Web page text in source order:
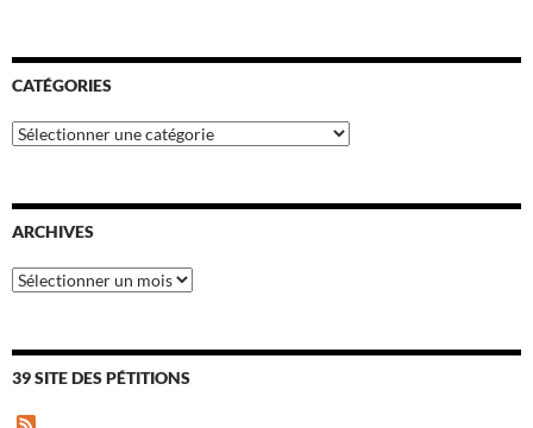
CATÉGORIES
Catégories
ARCHIVES
Archives
39 SITE DES PÉTITIONS